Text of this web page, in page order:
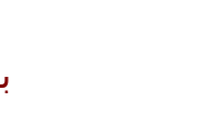
بسم الله